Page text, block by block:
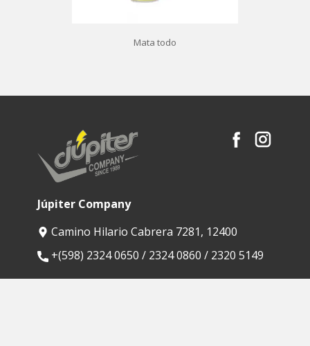
Mata todo
Júpiter Company
Camino Hilario Cabrera 7281, 12400
​+(598) 2324 0650 / 2324 0860 / 2320 5149